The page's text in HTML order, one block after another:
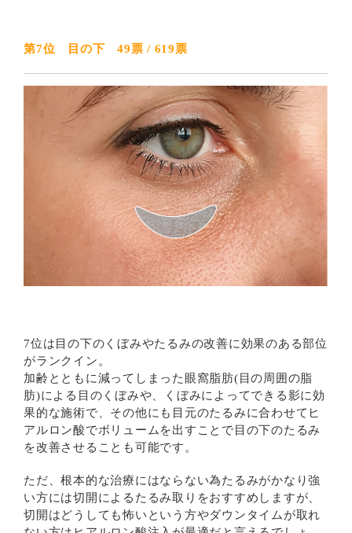
第7位 目の下 49票 / 619票
7位は目の下のくぼみやたるみの改善に効果のある部位
がランクイン。
加齢とともに減ってしまった眼窩脂肪(目の周囲の脂
肪)による目のくぼみや、くぼみによってできる影に効
果的な施術で、その他にも目元のたるみに合わせてヒ
アルロン酸でボリュームを出すことで目の下のたるみ
を改善させることも可能です。
ただ、根本的な治療にはならない為たるみがかなり強
い方には切開によるたるみ取りをおすすめしますが、
切開はどうしても怖いという方やダウンタイムが取れ